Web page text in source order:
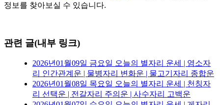
정보를 찾아보실 수 있습니다.
관련 글(내부 링크)
2026년01월09일 금요일 오늘의 별자리 운세 | 염소자
리 인간관계운 | 물병자리 변화운 | 물고기자리 종합운
2026년01월08일 목요일 오늘의 별자리 운세 | 천칭자
리 선택운 | 전갈자리 주의운 | 사수자리 고백운